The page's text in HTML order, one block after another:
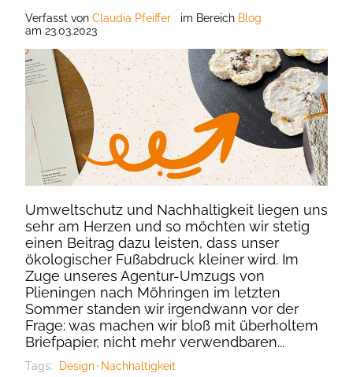
Verfasst von Claudia Pfeiffer im Bereich Blog
am 23.03.2023
Umweltschutz und Nachhaltigkeit liegen uns
sehr am Herzen und so möchten wir stetig
einen Beitrag dazu leisten, dass unser
ökologischer Fußabdruck kleiner wird. Im
Zuge unseres Agentur-Umzugs von
Plieningen nach Möhringen im letzten
Sommer standen wir irgendwann vor der
Frage: was machen wir bloß mit überholtem
Briefpapier, nicht mehr verwendbaren...
Tags: Design Nachhaltigkeit